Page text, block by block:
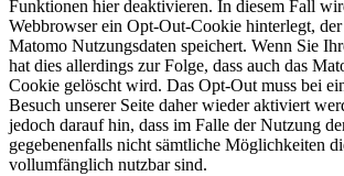
Funktionen hier deaktivieren. In diesem Fall
Webbrowser ein Opt-Out-Cookie hinterlegt,
Matomo Nutzungsdaten speichert. Wenn Sie
hat dies allerdings zur Folge, dass auch das
Cookie gelöscht wird. Das Opt-Out muss bei
Besuch unserer Seite daher wieder aktiviert
jedoch darauf hin, dass im Falle der Nutzung
gegebenenfalls nicht sämtliche Möglichkeiten
vollumfänglich nutzbar sind.